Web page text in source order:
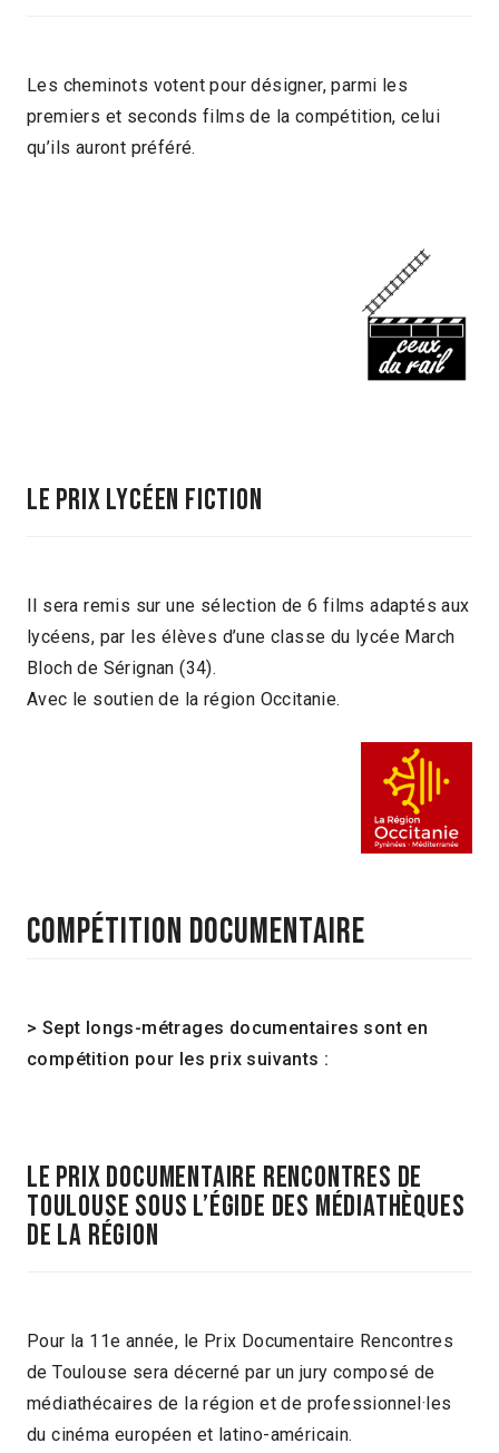
Les cheminots votent pour désigner, parmi les
premiers et seconds films de la compétition, celui
qu’ils auront préféré.
Le prix lycéen fiction
Il sera remis sur une sélection de 6 films adaptés aux
lycéens, par les élèves d’une classe du lycée March
Bloch de Sérignan (34).
Avec le soutien de la région Occitanie.
COMPÉTITION DOCUMENTAIRE
> Sept longs-métrages documentaires sont en
compétition pour les prix suivants :
Le PRIX DOCUMENTAIRE RENCONTRES DE
TOULOUSE SOUS L’ÉGIDE DES MÉDIATHÈQUES
DE la région
Pour la 11e année, le Prix Documentaire Rencontres
de Toulouse sera décerné par un jury composé de
médiathécaires de la région et de professionnel·les
du cinéma européen et latino-américain.